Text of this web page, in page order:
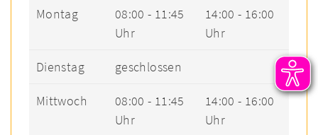
Montag
08:00 - 11:45
Uhr
14:00 - 16:00
Uhr
Dienstag geschlossen
Mittwoch
08:00 - 11:45
Uhr
14:00 - 16:00
Uhr